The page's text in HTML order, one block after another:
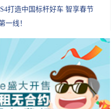
打造中国标杆好车 智享春节
一线！